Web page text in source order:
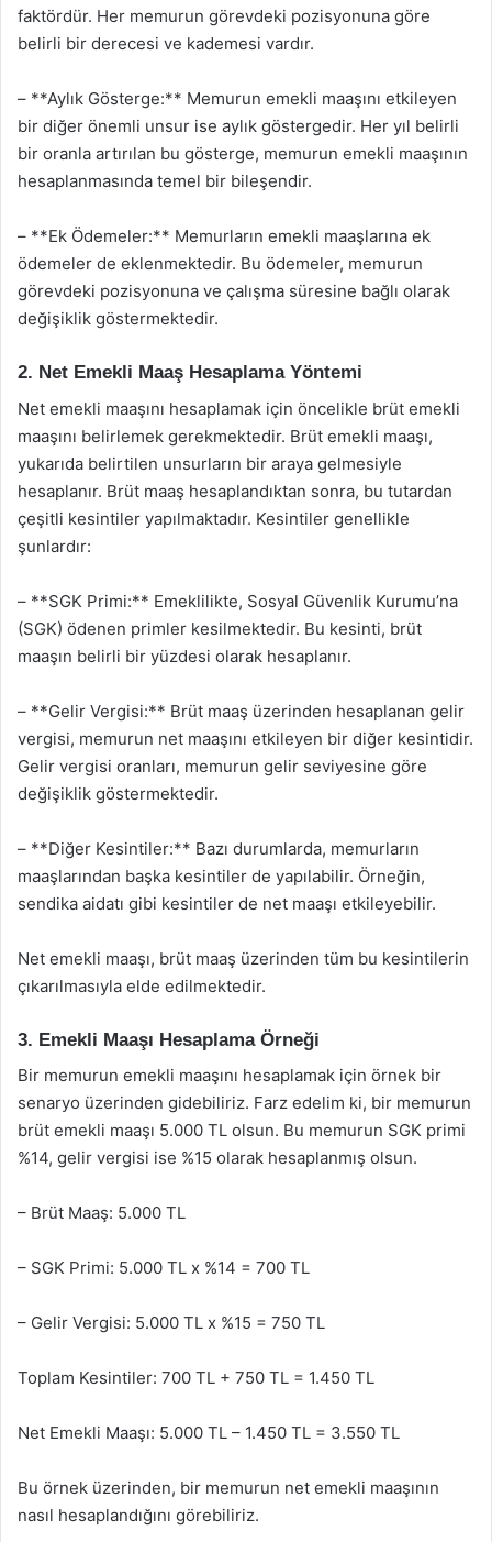
faktördür. Her memurun görevdeki pozisyonuna göre
belirli bir derecesi ve kademesi vardır.
– **Aylık Gösterge:** Memurun emekli maaşını etkileyen
bir diğer önemli unsur ise aylık göstergedir. Her yıl belirli
bir oranla artırılan bu gösterge, memurun emekli maaşının
hesaplanmasında temel bir bileşendir.
– **Ek Ödemeler:** Memurların emekli maaşlarına ek
ödemeler de eklenmektedir. Bu ödemeler, memurun
görevdeki pozisyonuna ve çalışma süresine bağlı olarak
değişiklik göstermektedir.
2. Net Emekli Maaş Hesaplama Yöntemi
Net emekli maaşını hesaplamak için öncelikle brüt emekli
maaşını belirlemek gerekmektedir. Brüt emekli maaşı,
yukarıda belirtilen unsurların bir araya gelmesiyle
hesaplanır. Brüt maaş hesaplandıktan sonra, bu tutardan
çeşitli kesintiler yapılmaktadır. Kesintiler genellikle
şunlardır:
– **SGK Primi:** Emeklilikte, Sosyal Güvenlik Kurumu’na
(SGK) ödenen primler kesilmektedir. Bu kesinti, brüt
maaşın belirli bir yüzdesi olarak hesaplanır.
– **Gelir Vergisi:** Brüt maaş üzerinden hesaplanan gelir
vergisi, memurun net maaşını etkileyen bir diğer kesintidir.
Gelir vergisi oranları, memurun gelir seviyesine göre
değişiklik göstermektedir.
– **Diğer Kesintiler:** Bazı durumlarda, memurların
maaşlarından başka kesintiler de yapılabilir. Örneğin,
sendika aidatı gibi kesintiler de net maaşı etkileyebilir.
Net emekli maaşı, brüt maaş üzerinden tüm bu kesintilerin
çıkarılmasıyla elde edilmektedir.
3. Emekli Maaşı Hesaplama Örneği
Bir memurun emekli maaşını hesaplamak için örnek bir
senaryo üzerinden gidebiliriz. Farz edelim ki, bir memurun
brüt emekli maaşı 5.000 TL olsun. Bu memurun SGK primi
%14, gelir vergisi ise %15 olarak hesaplanmış olsun.
– Brüt Maaş: 5.000 TL
– SGK Primi: 5.000 TL x %14 = 700 TL
– Gelir Vergisi: 5.000 TL x %15 = 750 TL
Toplam Kesintiler: 700 TL + 750 TL = 1.450 TL
Net Emekli Maaşı: 5.000 TL – 1.450 TL = 3.550 TL
Bu örnek üzerinden, bir memurun net emekli maaşının
nasıl hesaplandığını görebiliriz.